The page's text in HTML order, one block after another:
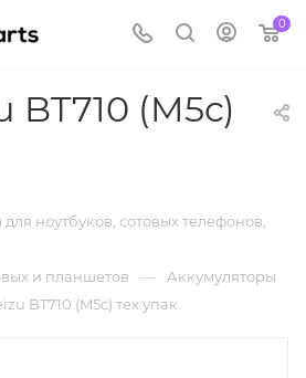
0
BT710 (M5c)
ноутбуков, сотовых телефонов,
и планшетов — Аккумуляторы
BT710 (M5c) тех.упак.